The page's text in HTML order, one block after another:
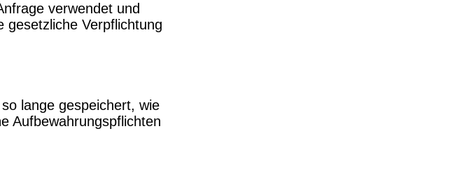
verwendet und
gesetzliche Verpflichtung
lange gespeichert, wie
Aufbewahrungspflichten